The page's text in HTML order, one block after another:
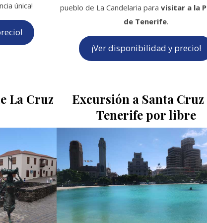
única!
pueblo de La Candelaria para visitar a la
de Tenerife.
¡Ver disponibilidad y precio!
La Cruz
Excursión a Santa Cruz
Tenerife por libre